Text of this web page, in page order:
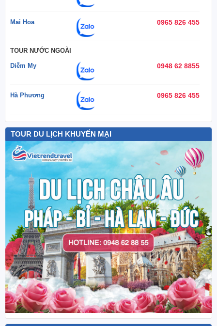
Mai Hoa 0965 826 455
TOUR NƯỚC NGOÀI
Diễm My 0948 62 8855
Hà Phương 0965 826 455
TOUR DU LỊCH KHUYẾN MẠI